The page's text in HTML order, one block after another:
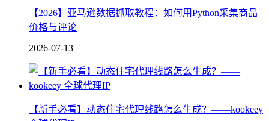
【2026】亚马逊数据抓取教程：如何用Python采集商品
价格与评论
2026-07-13
【新手必看】动态住宅代理线路怎么生成？——kookeey